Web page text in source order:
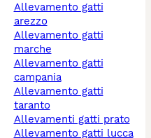
allevamento gatti
arezzo
allevamento gatti
marche
allevamento gatti
campania
allevamento gatti
taranto
allevamenti gatti prato
allevamento gatti lucca